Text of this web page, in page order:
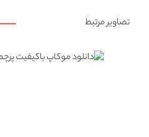
تصاویر مرتبط